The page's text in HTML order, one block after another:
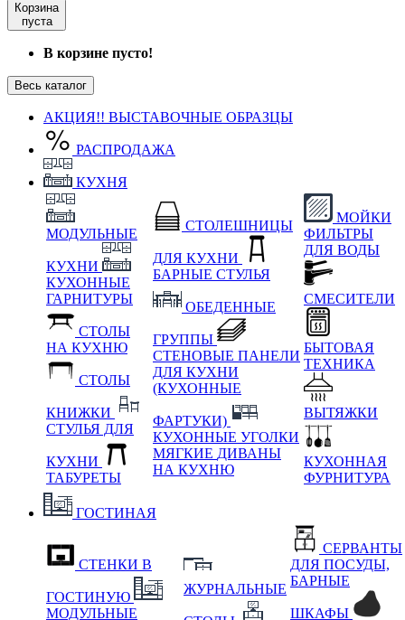
Корзина
пуста
В корзине пусто!
Весь каталог
АКЦИЯ!! ВЫСТАВОЧНЫЕ ОБРАЗЦЫ
РАСПРОДАЖА
КУХНЯ
МОДУЛЬНЫЕ
КУХНИ
КУХОННЫЕ
ГАРНИТУРЫ
СТОЛЫ
НА КУХНЮ
СТОЛЫ
КНИЖКИ
СТУЛЬЯ ДЛЯ
КУХНИ
ТАБУРЕТЫ
СТОЛЕШНИЦЫ
ДЛЯ КУХНИ
БАРНЫЕ СТУЛЬЯ
ОБЕДЕННЫЕ
ГРУППЫ
СТЕНОВЫЕ ПАНЕЛИ
ДЛЯ КУХНИ
(КУХОННЫЕ
ФАРТУКИ)
КУХОННЫЕ УГОЛКИ
МЯГКИЕ ДИВАНЫ
НА КУХНЮ
МОЙКИ
ФИЛЬТРЫ
ДЛЯ ВОДЫ
СМЕСИТЕЛИ
БЫТОВАЯ
ТЕХНИКА
ВЫТЯЖКИ
КУХОННАЯ
ФУРНИТУРА
ГОСТИНАЯ
СТЕНКИ В
ГОСТИНУЮ
МОДУЛЬНЫЕ
ЖУРНАЛЬНЫЕ
СЕРВАНТЫ
ДЛЯ ПОСУДЫ,
БАРНЫЕ
ШКАФЫ